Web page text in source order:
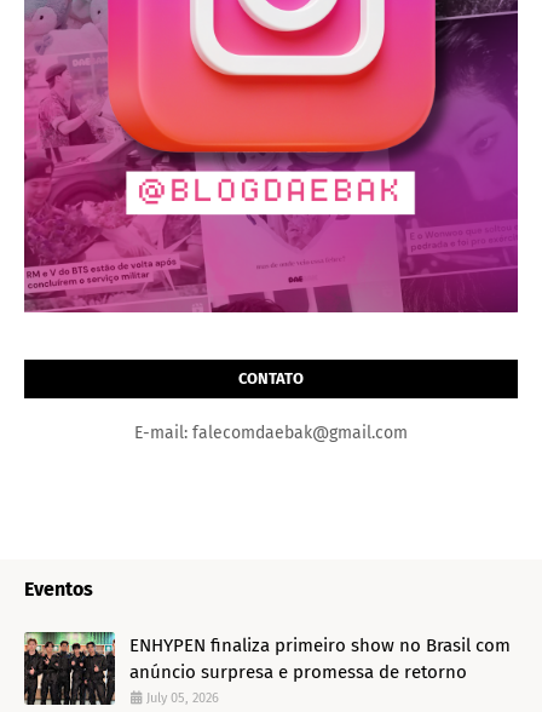
CONTATO
E-mail: falecomdaebak@gmail.com
Eventos
ENHYPEN finaliza primeiro show no Brasil com
anúncio surpresa e promessa de retorno
July 05, 2026